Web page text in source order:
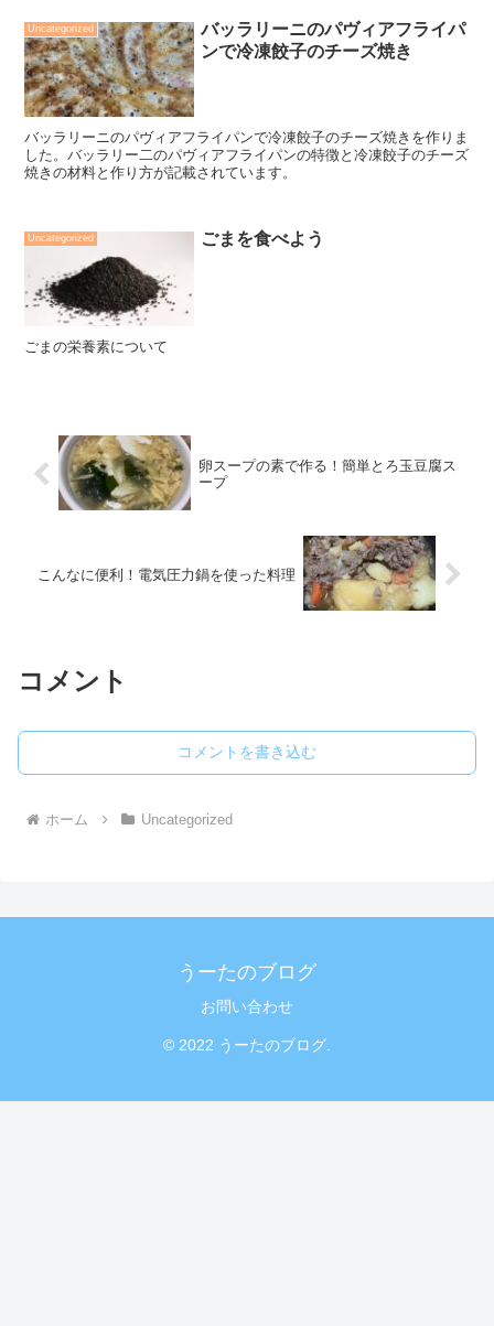
Uncategorized
バッラリーニのパヴィアフライパ
ンで冷凍餃子のチーズ焼き
バッラリーニのパヴィアフライパンで冷凍餃子のチーズ焼きを作りま
した。バッラリー二のパヴィアフライパンの特徴と冷凍餃子のチーズ
焼きの材料と作り方が記載されています。
Uncategorized ごまを食べよう
ごまの栄養素について
卵スープの素で作る！簡単とろ玉豆腐ス
ープ
こんなに便利！電気圧力鍋を使った料理
コメント
コメントを書き込む
ホーム Uncategorized
うーたのブログ
お問い合わせ
© 2022 うーたのブログ.